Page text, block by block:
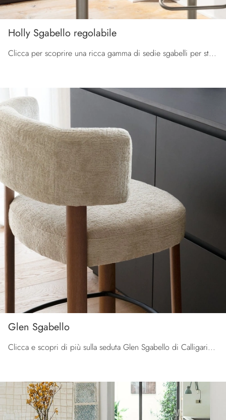
Holly Sgabello regolabile
Clicca per scoprire una ricca gamma di sedie sgabelli per stanze moderne: il modello Holly Sgabello regolabile di Calligaris ti aspetta!
Glen Sgabello
Clicca e scopri di più sulla seduta Glen Sgabello di Calligaris in tessuto: le più belle Sedie sgabelli design ti aspettano.